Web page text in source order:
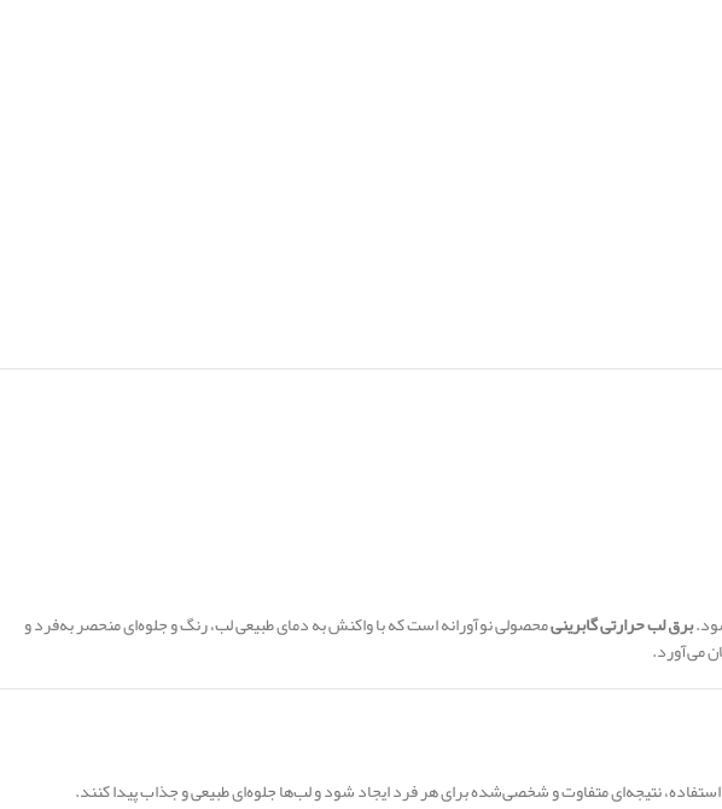
برق لب حرارتی گابرینیمحصولی نوآورانه است که با واکنش به دمای طبیعی لب، رنگ و جلوه‌ای منحصر به‌فرد و
می‌آورد.
نتیجه‌ای متفاوت و شخصی‌شده برای هر فرد ایجاد شود و لب‌ها جلوه‌ای طبیعی و جذاب پیدا کنند.